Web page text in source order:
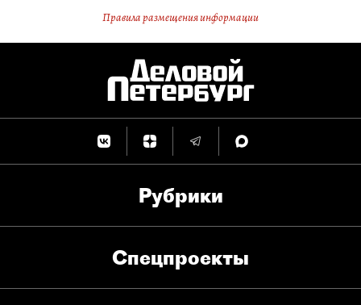
Правила размещения информации
Рубрики
Спец­проекты